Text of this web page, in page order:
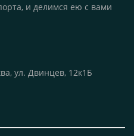
и делимся ею с вами
ул. Двинцев, 12к1Б